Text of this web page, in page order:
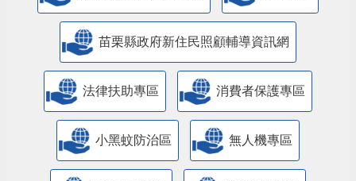
苗栗縣政府新住民照顧輔導資訊網
法律扶助專區 消費者保護專區
小黑蚊防治區 無人機專區